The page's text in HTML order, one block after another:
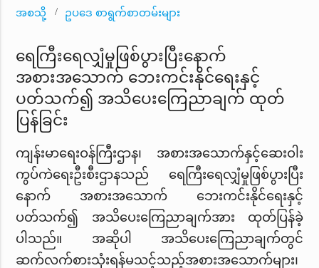
အစသို့ ဥပဒေ စာရွက်စာတမ်းများ
ရေကြီးရေလျှံမှုဖြစ်ပွားပြီးနောက်
အစားအသောက် ဘေးကင်းနိုင်ရေးနှင့်
ပတ်သက်၍ အသိပေးကြေညာချက် ထုတ်
ပြန်ခြင်း
ကျန်းမာရေးဝန်ကြီးဌာန၊ အစားအသောက်နှင့်ဆေးဝါး
ကွပ်ကဲရေးဦးစီးဌာနသည် ရေကြီးရေလျှံမှုဖြစ်ပွားပြီး
နောက် အစားအသောက် ဘေးကင်းနိုင်ရေးနှင့်
ပတ်သက်၍ အသိပေးကြေညာချက်အား ထုတ်ပြန်ခဲ့
ပါသည်။ အဆိုပါ အသိပေးကြေညာချက်တွင်
ဆက်လက်စားသုံးရန်မသင့်သည့်အစားအသောက်များ၊